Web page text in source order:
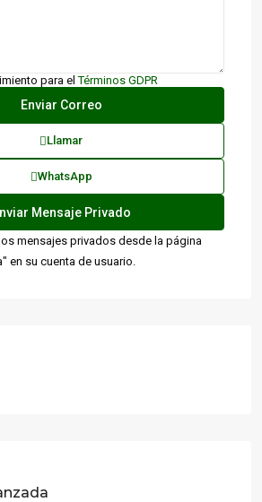
para elTérminos GDPR
Llamar
WhatsApp
mensajes privados desde la página
en su cuenta de usuario.